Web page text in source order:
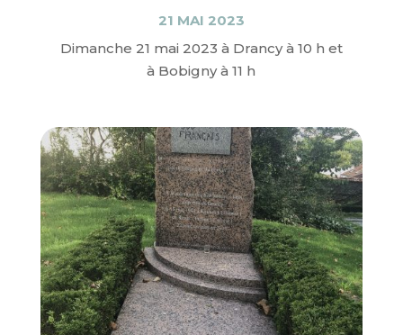
21 MAI 2023
Dimanche 21 mai 2023 à Drancy à 10 h et
à Bobigny à 11 h